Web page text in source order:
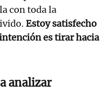
con toda la
Estoy satisfecho
es tirar hacia
analizar